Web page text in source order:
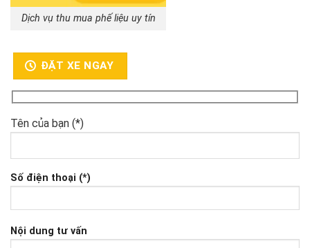
Dịch vụ thu mua phế liệu uy tín
ĐẶT XE NGAY
Tên của bạn (*)
Số điện thoại (*)
Nội dung tư vấn